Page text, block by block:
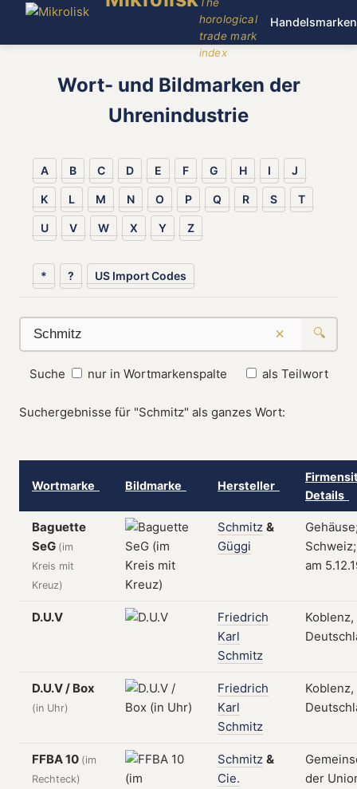
horological
trade mark
index
Handelsmarken
Wort- und Bildmarken der
Uhrenindustrie
A B C D E F G H I J
K L M N O P Q R S T
U V W X Y Z
* ? US Import Codes
× 🔍
Suche nur in Wortmarkenspalte als Teilwort
Suchergebnisse für "Schmitz" als ganzes Wort:
Wortmarke Bildmarke Hersteller
Details
Baguette
SeG (im
Kreis mit
Kreuz)
Schmitz &
Güggi
am
D.U.V
Friedrich
Karl
Schmitz
Koblenz,
D.U.V / Box
(in Uhr)
Friedrich
Karl
Schmitz
Koblenz,
FFBA 10 (im
Rechteck)
Schmitz &
Cie.
der